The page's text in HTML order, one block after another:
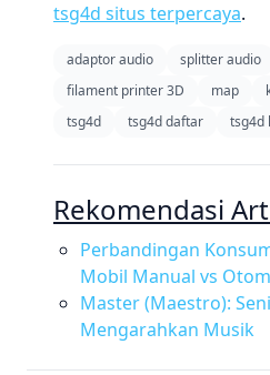
tsg4d situs terpercaya.
adaptor audio splitter audio
filament printer 3D
map
tsg4d
tsg4d daftar tsg4d
Rekomendasi
Perbandingan
Mobil Manual vs
Master (Maestro):
Mengarahkan Musik